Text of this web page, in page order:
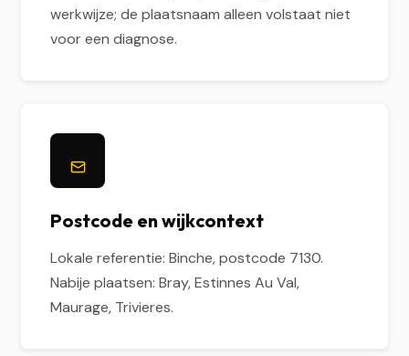
werkwijze; de plaatsnaam alleen volstaat niet
voor een diagnose.
Postcode en wijkcontext
Lokale referentie: Binche, postcode 7130.
Nabije plaatsen: Bray, Estinnes Au Val,
Maurage, Trivieres.